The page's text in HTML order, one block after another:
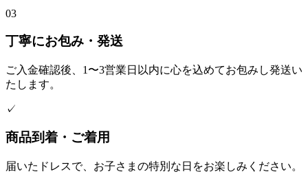
03
丁寧にお包み・発送
ご入金確認後、1〜3営業日以内に心を込めてお包みし発送い
たします。
✓
商品到着・ご着用
届いたドレスで、お子さまの特別な日をお楽しみください。